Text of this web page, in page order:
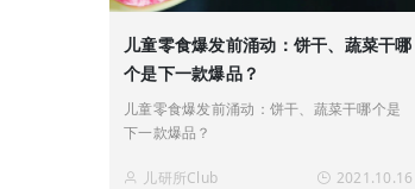
儿童零食爆发前涌动：饼干、蔬菜干哪
个是下一款爆品？
儿童零食爆发前涌动：饼干、蔬菜干哪个是
下一款爆品？
儿研所Club 2021.10.16